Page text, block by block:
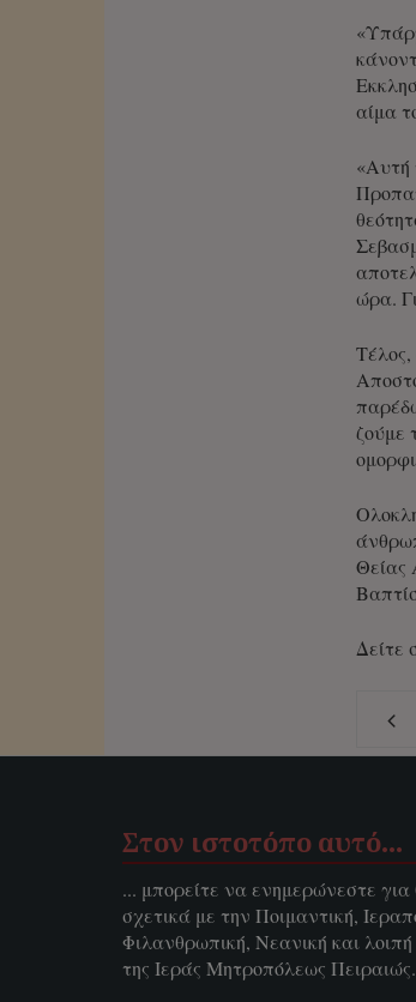
αίμα
«Αυτή
ώρα.
ζούμε
Θείας
Δείτε
Στον ιστοτόπο αυτό…
... μπορείτε να ενημερώνεστε
σχετικά με την Ποιμαντική,
Φιλανθρωπική, Νεανική και
της Ιεράς Μητροπόλεως Πειραιώς.